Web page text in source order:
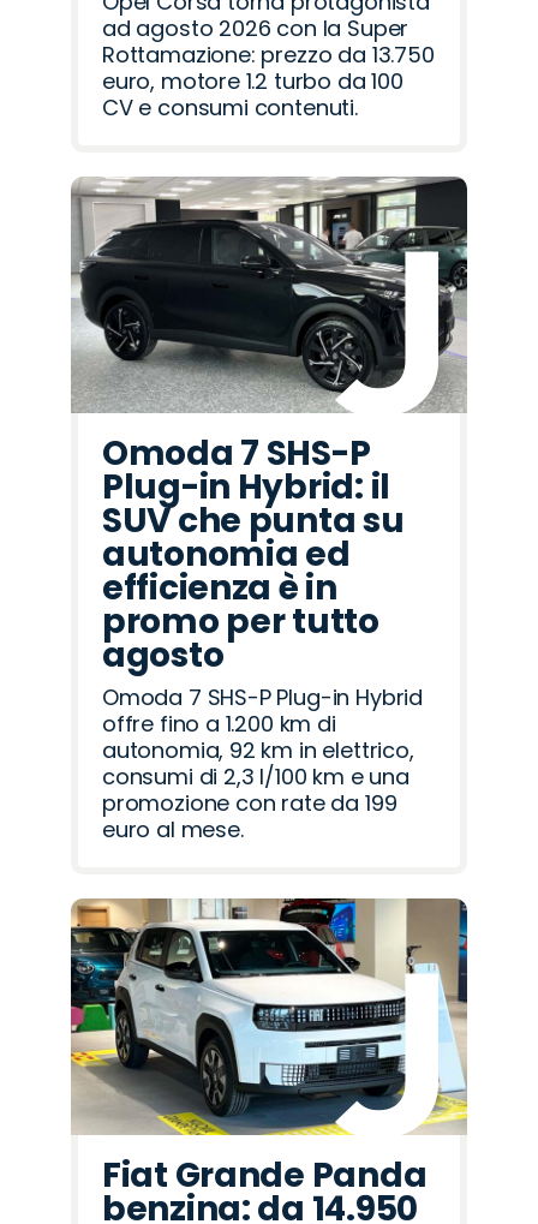
ad agosto 2026 con la Super
Rottamazione: prezzo da 13.750
euro, motore 1.2 turbo da 100
CV e consumi contenuti.
Omoda 7 SHS-P
Plug-in Hybrid: il
SUV che punta su
autonomia ed
efficienza è in
promo per tutto
agosto
Omoda 7 SHS-P Plug-in Hybrid
offre fino a 1.200 km di
autonomia, 92 km in elettrico,
consumi di 2,3 l/100 km e una
promozione con rate da 199
euro al mese.
Fiat Grande Panda
benzina: da 14.950